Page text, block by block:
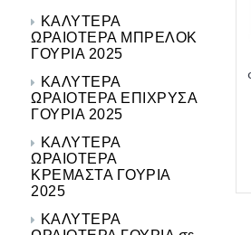
ΚΑΛΥΤΕΡΑ
ΩΡΑΙΟΤΕΡΑ ΜΠΡΕΛΟΚ
ΓΟΥΡΙΑ 2025
ΚΑΛΥΤΕΡΑ
ΩΡΑΙΟΤΕΡΑ ΕΠΙΧΡΥΣΑ
ΓΟΥΡΙΑ 2025
ΚΑΛΥΤΕΡΑ
ΩΡΑΙΟΤΕΡΑ
ΚΡΕΜΑΣΤΑ ΓΟΥΡΙΑ
2025
ΚΑΛΥΤΕΡΑ